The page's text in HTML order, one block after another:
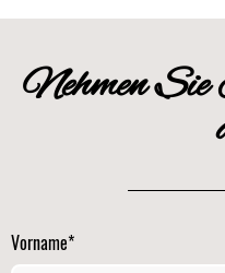
Nehmen
Vorname*